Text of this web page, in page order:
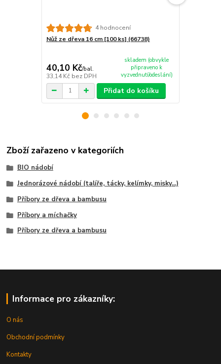
4 hodnocení
Nůž ze dřeva 16 cm [100 ks] (66738)
40,10 Kč/bal.
33,14 Kč bez DPH
skladem (obvykle
připraveno k
vyzvednutí/odeslání)
Přidat do košíku
Zboží zařazeno v kategoriích
BIO nádobí
Jednorázové nádobí (talíře, tácky, kelímky, misky...)
Příbory ze dřeva a bambusu
Příbory a míchačky
Příbory ze dřeva a bambusu
Informace pro zákazníky:
O nás
Obchodní podmínky
Kontakty